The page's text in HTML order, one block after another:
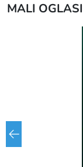
MALI OGLASI